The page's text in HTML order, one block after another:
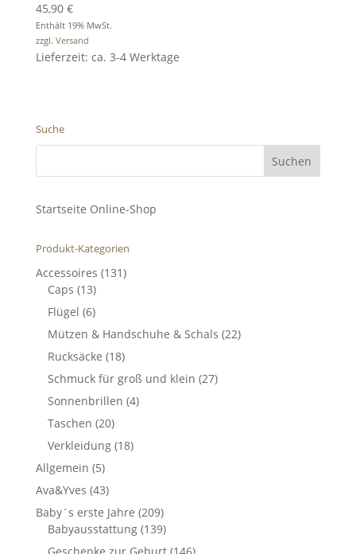
45,90 €
Enthält 19% MwSt.
zzgl. Versand
Lieferzeit: ca. 3-4 Werktage
Suche
Startseite Online-Shop
Produkt-Kategorien
Accessoires (131)
Caps (13)
Flügel (6)
Mützen & Handschuhe & Schals (22)
Rucksäcke (18)
Schmuck für groß und klein (27)
Sonnenbrillen (4)
Taschen (20)
Verkleidung (18)
Allgemein (5)
Ava&Yves (43)
Baby´s erste Jahre (209)
Babyausstattung (139)